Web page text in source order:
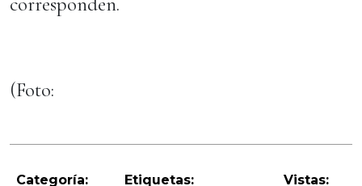
(Foto:
Categoría:
Etiquetas:
Vistas: